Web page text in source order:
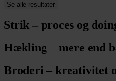
Se alle resultater
Strik – proces og
Hækling – mere end
Broderi – kreativitet